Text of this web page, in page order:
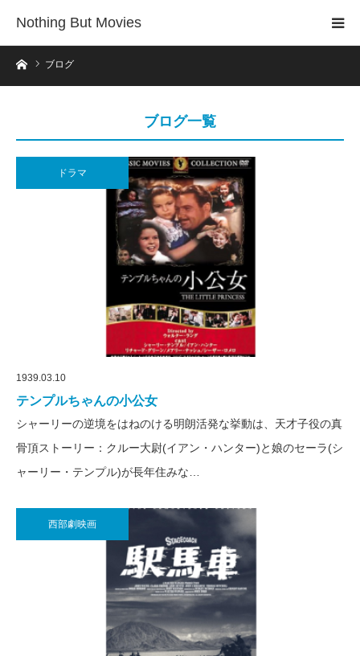
Nothing But Movies
ホームブログ
ブログ一覧
ドラマ
1939.03.10
テンプルちゃんの小公女
シャーリーの逆境をはねのける明朗活発な挙動は、天才子役の真
骨頂ストーリー：クルー大尉(イアン・ハンター)と娘のセーラ(シ
ャーリー・テンプル)が長年住みな…
西部劇映画